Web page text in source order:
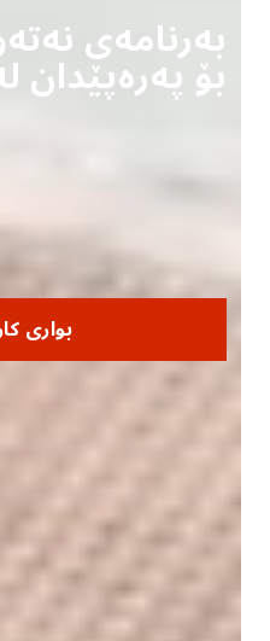
بەرنامەی
بۆ پەرەپێدان
بواری